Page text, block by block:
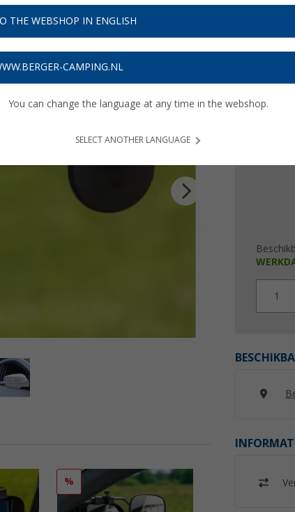
€
Prijzen incl.
€
1
%
THE WEBSHOP IN ENGLISH
CAMPING.NL
You can change the language at any time in the webshop.
SELECT ANOTHER LANGUAGE